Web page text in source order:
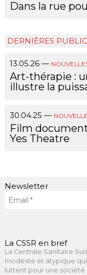
Dans la rue
DERNIÈRES
13.05.26 —
Art-thérapie :
illustre la
30.04.25 —
Film
Yes Theatre
Newsletter
La CSSR en bref
La Centrale Sanitaire
modeste et atypique
luttent pour une société